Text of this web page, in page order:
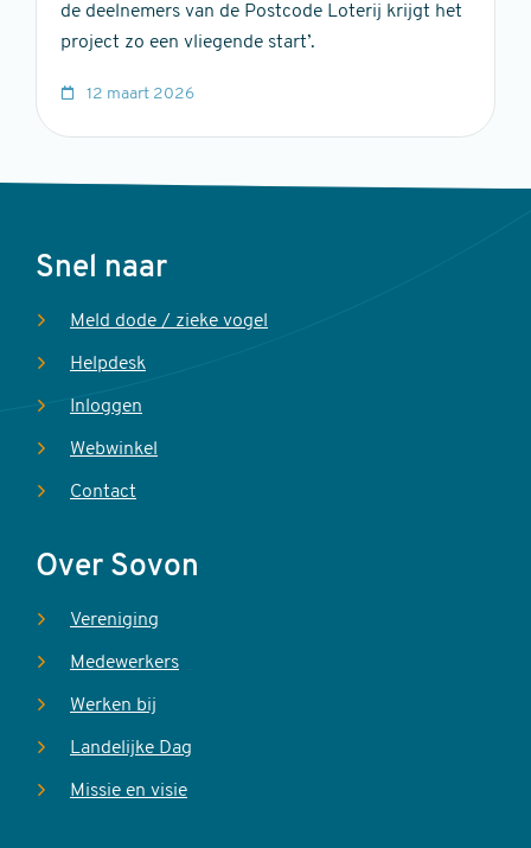
de deelnemers van de Postcode Loterij krijgt het
project zo een vliegende start’.
12 maart 2026
Voet
Snel naar
Meld dode / zieke vogel
Helpdesk
Inloggen
Webwinkel
Contact
Over Sovon
Vereniging
Medewerkers
Werken bij
Landelijke Dag
Missie en visie